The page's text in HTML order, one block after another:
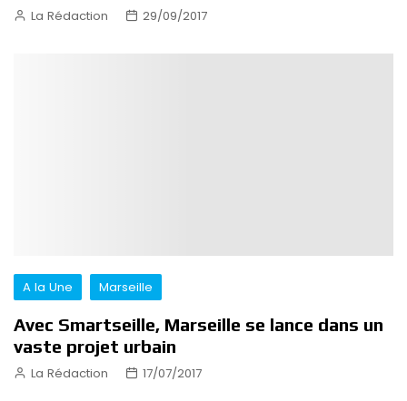
La Rédaction 29/09/2017
A la Une Marseille
Avec Smartseille, Marseille se lance dans un
vaste projet urbain
La Rédaction 17/07/2017